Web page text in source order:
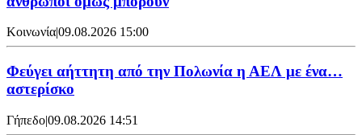
Κοινωνία|09.08.2026 15:00
Φεύγει αήττητη από την Πολωνία η ΑΕΛ με ένα…
αστερίσκο
Γήπεδο|09.08.2026 14:51